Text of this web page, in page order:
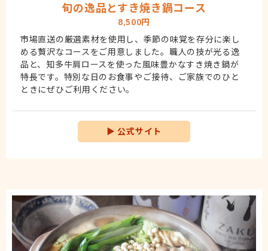
旬の逸品とすき焼き鍋コース
8,500円
市場直送の厳選素材を使用し、季節の味覚を存分に楽し
める贅沢なコースをご用意しました。職人の技が光る逸
品と、知多牛肩ロースを使った風味豊かなすき焼き鍋が
特長です。特別な日のお食事やご接待、ご家族でのひと
ときにぜひご利用ください。
▶ 公式サイト